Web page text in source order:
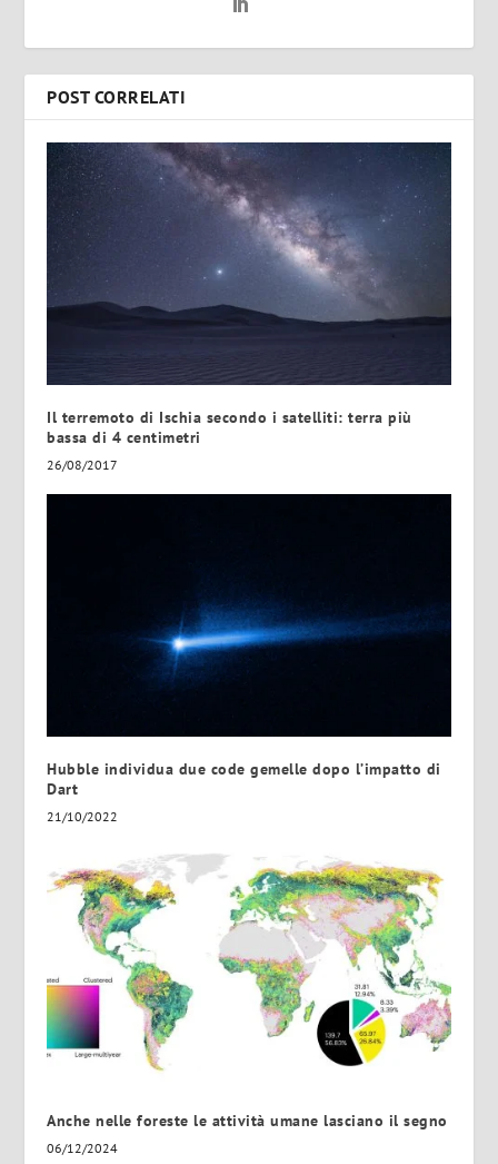
POST CORRELATI
Il terremoto di Ischia secondo i satelliti: terra più
bassa di 4 centimetri
26/08/2017
Hubble individua due code gemelle dopo l’impatto di
Dart
21/10/2022
Anche nelle foreste le attività umane lasciano il segno
06/12/2024